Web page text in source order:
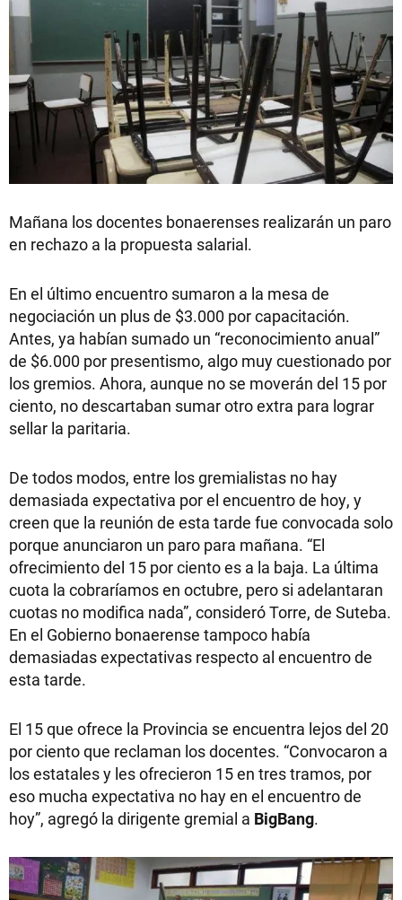
Mañana los docentes bonaerenses realizarán un paro
en rechazo a la propuesta salarial.
En el último encuentro sumaron a la mesa de
negociación un plus de $3.000 por capacitación.
Antes, ya habían sumado un “reconocimiento anual”
de $6.000 por presentismo, algo muy cuestionado por
los gremios. Ahora, aunque no se moverán del 15 por
ciento, no descartaban sumar otro extra para lograr
sellar la paritaria.
De todos modos, entre los gremialistas no hay
demasiada expectativa por el encuentro de hoy, y
creen que la reunión de esta tarde fue convocada solo
porque anunciaron un paro para mañana. “El
ofrecimiento del 15 por ciento es a la baja. La última
cuota la cobraríamos en octubre, pero si adelantaran
cuotas no modifica nada”, consideró Torre, de Suteba.
En el Gobierno bonaerense tampoco había
demasiadas expectativas respecto al encuentro de
esta tarde.
El 15 que ofrece la Provincia se encuentra lejos del 20
por ciento que reclaman los docentes. “Convocaron a
los estatales y les ofrecieron 15 en tres tramos, por
eso mucha expectativa no hay en el encuentro de
hoy”, agregó la dirigente gremial a BigBang.